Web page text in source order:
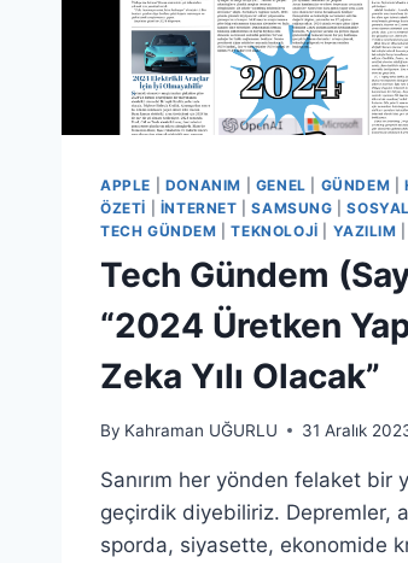
APPLE DONANIM GENEL GÜNDEM
ÖZETI
İNTERNET |SAMSUNG |
TECH GÜNDEM |TEKNOLOJI YAZILIM
Tech Gündem
“2024 Üretken
Zeka Yılı Olacak”
By Kahraman UĞURLU 31 Aralık
Sanırım her yönden felaket bir
geçirdik diyebiliriz. Depremler,
sporda, siyasette, ekonomide